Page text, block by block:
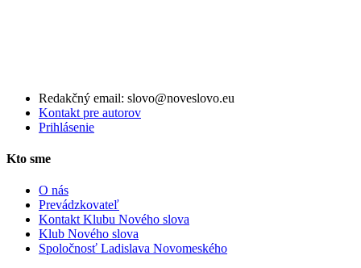
Redakčný email: slovo@noveslovo.eu
Kontakt pre autorov
Prihlásenie
Kto sme
O nás
Prevádzkovateľ
Kontakt Klubu Nového slova
Klub Nového slova
Spoločnosť Ladislava Novomeského